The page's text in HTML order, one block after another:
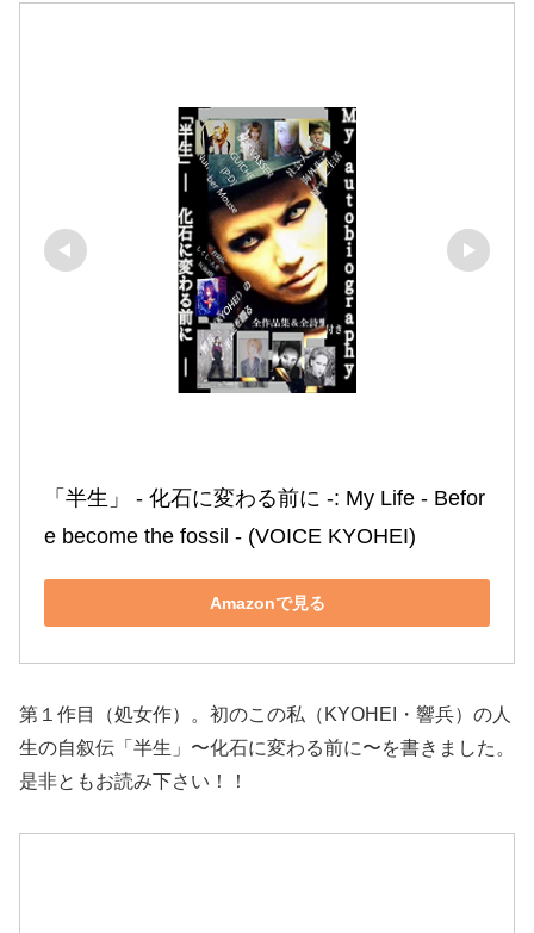
「半生」 ‐ 化石に変わる前に ‐: My Life ‐ Befor
e become the fossil ‐ (VOICE KYOHEI)
Amazonで見る
第１作目（処女作）。初のこの私（KYOHEI・響兵）の人
生の自叙伝「半生」〜化石に変わる前に〜を書きました。
是非ともお読み下さい！！